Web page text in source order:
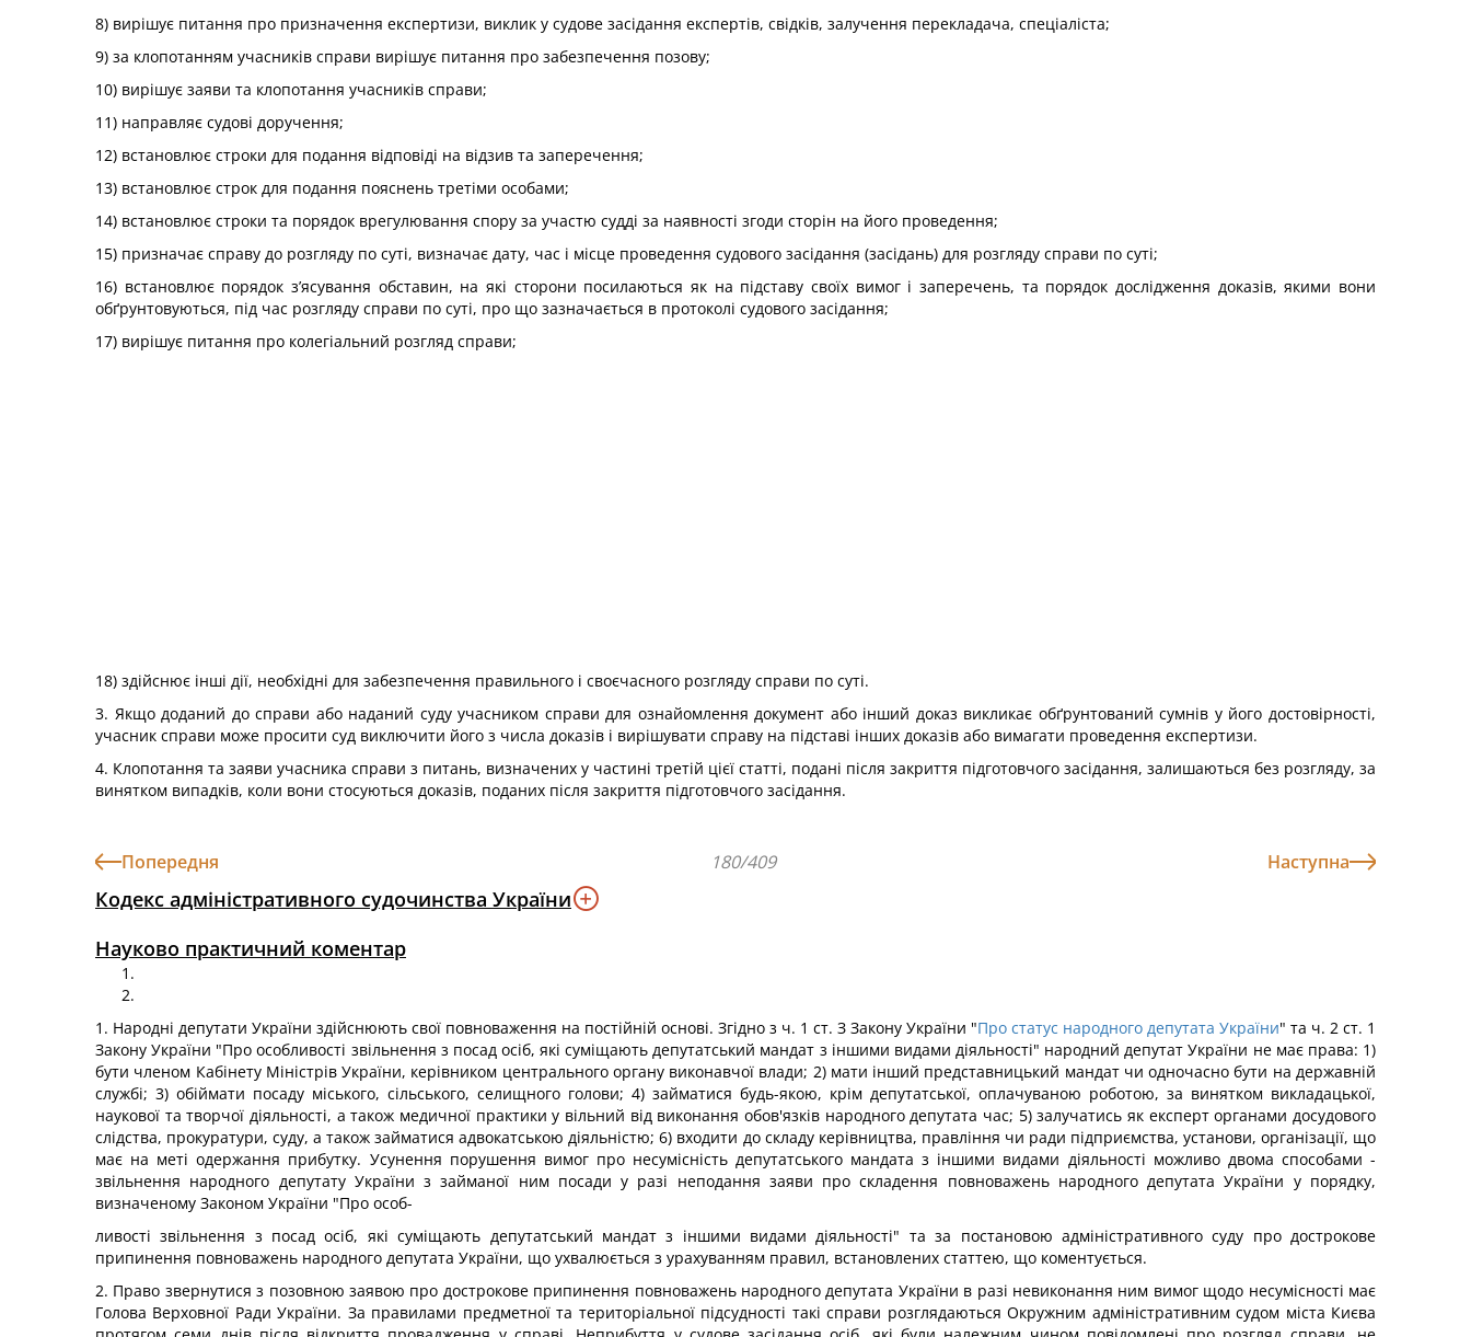
8) вирішує питання про призначення експертизи, виклик у судове засідання експертів, свідків, залучення перекладача, спеціаліста;
9) за клопотанням учасників справи вирішує питання про забезпечення позову;
10) вирішує заяви та клопотання учасників справи;
11) направляє судові доручення;
12) встановлює строки для подання відповіді на відзив та заперечення;
13) встановлює строк для подання пояснень третіми особами;
14) встановлює строки та порядок врегулювання спору за участю судді за наявності згоди сторін на його проведення;
15) призначає справу до розгляду по суті, визначає дату, час і місце проведення судового засідання (засідань) для розгляду справи по суті;
16) встановлює порядок з’ясування обставин, на які сторони посилаються як на підставу своїх вимог і заперечень, та порядок дослідження доказів, якими вони
обґрунтовуються, під час розгляду справи по суті, про що зазначається в протоколі судового засідання;
17) вирішує питання про колегіальний розгляд справи;
18) здійснює інші дії, необхідні для забезпечення правильного і своєчасного розгляду справи по суті.
3. Якщо доданий до справи або наданий суду учасником справи для ознайомлення документ або інший доказ викликає обґрунтований сумнів у його достовірності,
учасник справи може просити суд виключити його з числа доказів і вирішувати справу на підставі інших доказів або вимагати проведення експертизи.
4. Клопотання та заяви учасника справи з питань, визначених у частині третій цієї статті, подані після закриття підготовчого засідання, залишаються без розгляду, за
винятком випадків, коли вони стосуються доказів, поданих після закриття підготовчого засідання.
Попередня 180/409 Наступна
Кодекс адміністративного судочинства України
Науково практичний коментар
1. Народні депутати України здійснюють свої повноваження на постійній основі. Згідно з ч. 1 ст. З Закону України "Про статус народного депутата України" та ч. 2 ст. 1
Закону України "Про особливості звільнення з посад осіб, які суміщають депутатський мандат з іншими видами діяльності" народний депутат України не має права: 1)
бути членом Кабінету Міністрів України, керівником центрального органу виконавчої влади; 2) мати інший представницький мандат чи одночасно бути на державній
службі; 3) обіймати посаду міського, сільського, селищного голови; 4) займатися будь-якою, крім депутатської, оплачуваною роботою, за винятком викладацької,
наукової та творчої діяльності, а також медичної практики у вільний від виконання обов'язків народного депутата час; 5) залучатись як експерт органами досудового
слідства, прокуратури, суду, а також займатися адвокатською діяльністю; 6) входити до складу керівництва, правління чи ради підприємства, установи, організації, що
має на меті одержання прибутку. Усунення порушення вимог про несумісність депутатського мандата з іншими видами діяльності можливо двома способами -
звільнення народного депутату України з займаної ним посади у разі неподання заяви про складення повноважень народного депутата України у порядку,
визначеному Законом України "Про особ-
ливості звільнення з посад осіб, які суміщають депутатський мандат з іншими видами діяльності" та за постановою адміністративного суду про дострокове
припинення повноважень народного депутата України, що ухвалюється з урахуванням правил, встановлених статтею, що коментується.
2. Право звернутися з позовною заявою про дострокове припинення повноважень народного депутата України в разі невиконання ним вимог щодо несумісності має
Голова Верховної Ради України. За правилами предметної та територіальної підсудності такі справи розглядаються Окружним адміністративним судом міста Києва